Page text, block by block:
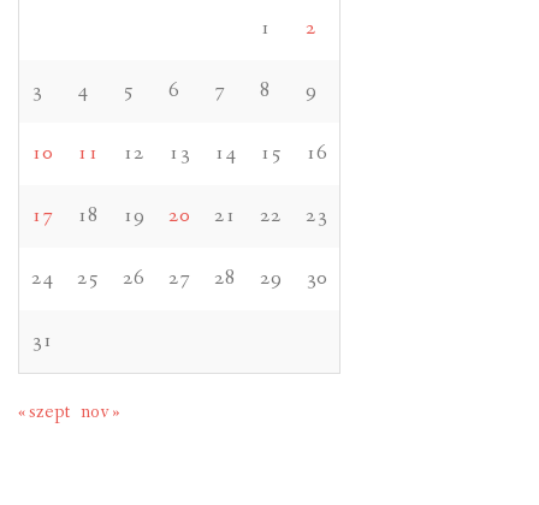
1 2
3 4 5 6 7 8 9
10 11 12 13 14 15 16
17 18 19 20 21 22 23
24 25 26 27 28 29 30
31
« szept nov »